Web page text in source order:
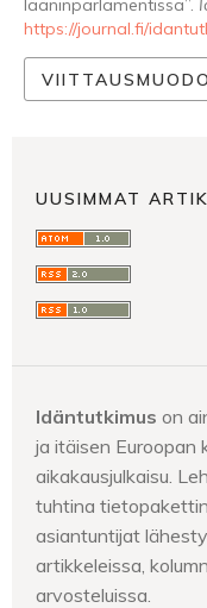
lääninparlamentissa”.
https://journal.fi/
UUSIMMAT
Idäntutkimus on
ja itäisen
aikakausjulkaisu.
tuhtina
asiantuntijat
artikkeleissa,
arvosteluissa.